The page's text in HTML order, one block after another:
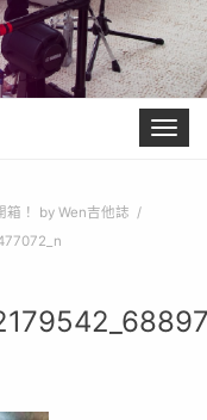
Toggle
箱！ by Wen吉他誌